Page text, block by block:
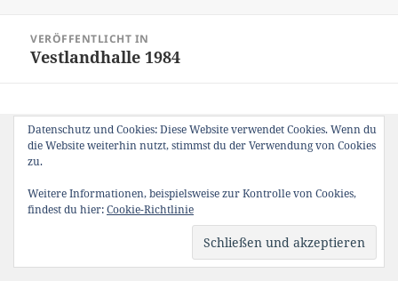
VERÖFFENTLICHT IN
Vestlandhalle 1984
Datenschutz und Cookies: Diese Website verwendet Cookies. Wenn du
die Website weiterhin nutzt, stimmst du der Verwendung von Cookies
zu.
Weitere Informationen, beispielsweise zur Kontrolle von Cookies,
findest du hier:Cookie-Richtlinie